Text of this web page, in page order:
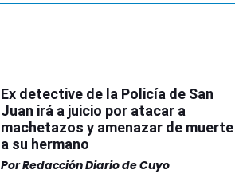
Ex detective de la Policía de San
Juan irá a juicio por atacar a
machetazos y amenazar de muerte
a su hermano
PorRedacción Diario de Cuyo